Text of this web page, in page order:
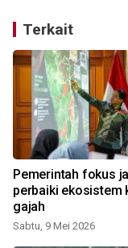
Terkait
Pemerintah fokus
perbaiki ekosistem
gajah
Sabtu, 9 Mei 2026